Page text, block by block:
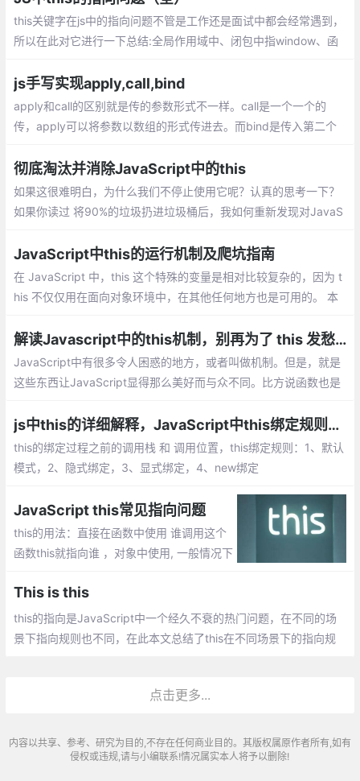
this关键字在js中的指向问题不管是工作还是面试中都会经常遇到，
所以在此对它进行一下总结:全局作用域中、闭包中指window、函
call改变this的指向、bind改变this指向等
js手写实现apply,call,bind
apply和call的区别就是传的参数形式不一样。call是一个一个的
传，apply可以将参数以数组的形式传进去。而bind是传入第二个
彻底淘汰并消除JavaScript中的this
如果这很难明白，为什么我们不停止使用它呢？认真的思考一下？
如果你读过 将90%的垃圾扔进垃圾桶后，我如何重新发现对JavaS
JavaScript中this的运行机制及爬坑指南
在 JavaScript 中，this 这个特殊的变量是相对比较复杂的，因为 t
his 不仅仅用在面向对象环境中，在其他任何地方也是可用的。 本
方，最后奉上最佳实践。
解读Javascript中的this机制，别再为了 this 发愁了
JavaScript中有很多令人困惑的地方，或者叫做机制。但是，就是
这些东西让JavaScript显得那么美好而与众不同。比方说函数也是
机制。
js中this的详细解释，JavaScript中this绑定规则【你不知道的JavaScript】
this的绑定过程之前的调用栈 和 调用位置，this绑定规则：1、默认
模式，2、隐式绑定，3、显式绑定，4、new绑定
JavaScript this常见指向问题
this的用法：直接在函数中使用 谁调用这个
函数this就指向谁 ，对象中使用, 一般情况下
This is this
this的指向是JavaScript中一个经久不衰的热门问题，在不同的场
景下指向规则也不同，在此本文总结了this在不同场景下的指向规
点击更多...
内容以共享、参考、研究为目的,不存在任何商业目的。其版权属原作者所有,如有
侵权或违规,请与小编联系!情况属实本人将予以删除!